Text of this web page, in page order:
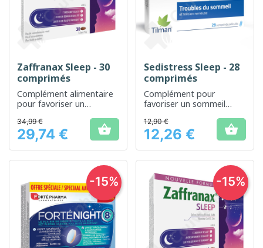
Zaffranax Sleep - 30
comprimés
Complément alimentaire
pour favoriser un
naturel
Prix
34,99 €
29,74 € 
Sedistress Sleep - 28
comprimés
Complément pour
favoriser un sommeil
Prix
12,90 €
12,26 € 
-15% -15%